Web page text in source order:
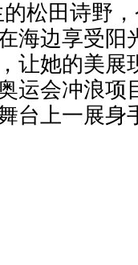
松田诗野
海边享受阳
让她的美展
运会冲浪项
台上一展身